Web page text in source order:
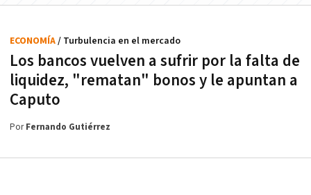
Los bancos vuelven a sufrir por la falta de
liquidez, "rematan" bonos y le apuntan a
Caputo
ECONOMÍA/ Turbulencia en el mercado
PorFernando Gutiérrez